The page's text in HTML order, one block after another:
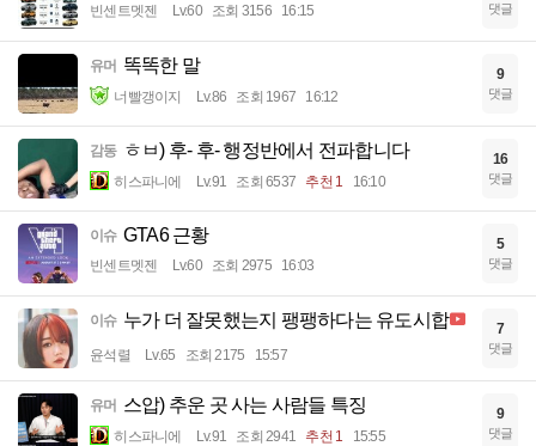
빈센트멧젠 Lv.60 조회 3156 16:15 댓글
유머 똑똑한 말
너빨갱이지 Lv.86 조회 1967 16:12
9
댓글
감동 ㅎㅂ) 후- 후- 행정반에서 전파합니다
히스파니에 Lv.91 조회 6537 추천 1 16:10
16
댓글
이슈 GTA6 근황
빈센트멧젠 Lv.60 조회 2975 16:03
5
댓글
이슈 누가 더 잘못했는지 팽팽하다는 유도시합
윤석렬 Lv.65 조회 2175 15:57
7
댓글
유머 스압) 추운 곳 사는 사람들 특징
히스파니에 Lv.91 조회 2941 추천 1 15:55
9
댓글